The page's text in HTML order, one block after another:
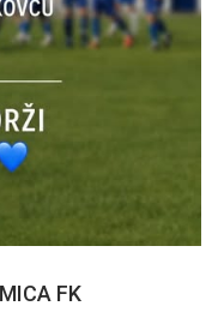
FK